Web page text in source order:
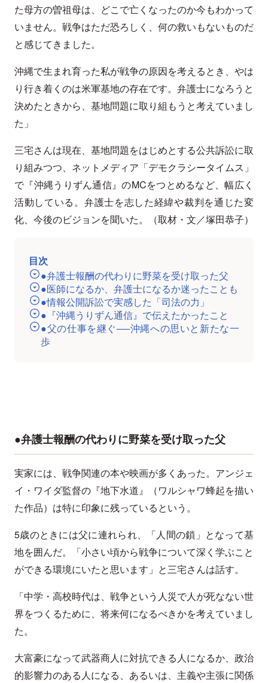
た母方の曽祖母は、どこで亡くなったのか今もわかって
いません。戦争はただ恐ろしく、何の救いもないものだ
と感じてきました。
沖縄で生まれ育った私が戦争の原因を考えるとき、やは
り行き着くのは米軍基地の存在です。弁護士になろうと
決めたときから、基地問題に取り組もうと考えていまし
た」
三宅さんは現在、基地問題をはじめとする公共訴訟に取
り組みつつ、ネットメディア「デモクラシータイムス」
で『沖縄うりずん通信』のMCをつとめるなど、幅広く
活動している。弁護士を志した経緯や裁判を通じた変
化、今後のビジョンを聞いた。（取材・文／塚田恭子）
目次
●弁護士報酬の代わりに野菜を受け取った父
●医師になるか、弁護士になるか迷ったことも
●情報公開訴訟で実感した「司法の力」
●『沖縄うりずん通信』で伝えたかったこと
●父の仕事を継ぐ──沖縄への思いと新たな一
歩
●弁護士報酬の代わりに野菜を受け取った父
実家には、戦争関連の本や映画が多くあった。アンジェ
イ・ワイダ監督の『地下水道』（ワルシャワ蜂起を描い
た作品）は特に印象に残っているという。
5歳のときには父に連れられ、「人間の鎖」となって基
地を囲んだ。「小さい頃から戦争について深く学ぶこと
ができる環境にいたと思います」と三宅さんは話す。
「中学・高校時代は、戦争という人災で人が死なない世
界をつくるために、将来何になるべきかを考えていまし
た。
大富豪になって武器商人に対抗できる人になるか、政治
的影響力のある人になる、あるいは、主義や主張に関係